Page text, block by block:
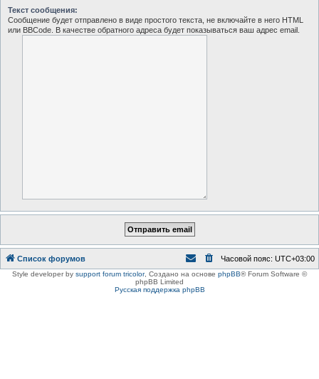
Текст сообщения:
Сообщение будет отправлено в виде простого текста, не включайте в него HTML
или BBCode. В качестве обратного адреса будет показываться ваш адрес email.
Список форумов Часовой пояс: UTC+03:00
Style developer by support forum tricolor, Создано на основе phpBB® Forum Software ©
phpBB Limited
Русская поддержка phpBB